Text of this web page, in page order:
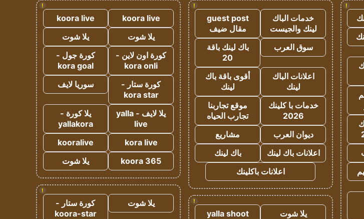
!
!
خدمات الباك
لينك والجيست
guest post
مقال ضيف
سوق العرب
باك لينك باقة
20
اعلانات الباك
لينك
أقوى باقة باك
لينك
خدمات با كلينك
2026
موقع تجاربنا
تجارب الحياه
ديوان العرب
مشاريع
اعلانات باك لينك
باك لينك
اعلانات باكلينك
!
يلا شوت
yalla shoot
!
koora live
koora live
يلا شوت
يلا شوت
كورة اون لاين -
kora onli
كورة جول -
kora goal
كورة ستار -
kora star
سوريا لايف
يلا لايف - yalla
live
يلا كورة -
yallakora
kora live
kooralive
koora 365
يلا شوت
!
يلا شوت
كورة ستار -
koora-star